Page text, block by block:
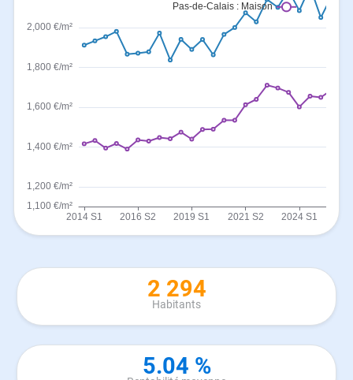
2 294
Habitants
5.04 %